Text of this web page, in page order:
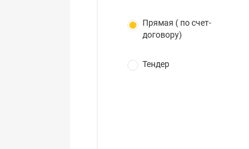
Прямая ( по счет-
договору)
Тендер